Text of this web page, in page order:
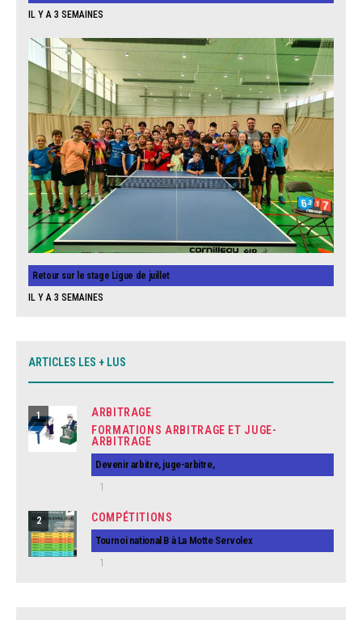
IL Y A 3 SEMAINES
Retour sur le stage Ligue de juillet
IL Y A 3 SEMAINES
ARTICLES LES + LUS
1
ARBITRAGE
FORMATIONS ARBITRAGE ET JUGE-
ARBITRAGE
Devenir arbitre, juge-arbitre,
1
2 COMPÉTITIONS
Tournoi national B à La Motte Servolex
1